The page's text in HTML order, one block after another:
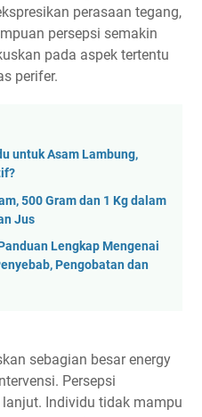
perasaan tegang,
persepsi semakin
pada aspek tertentu
perifer.
untuk Asam Lambung,
500 Gram dan 1 Kg dalam
Jus
Lengkap Mengenai
Pengobatan dan
sebagian besar energy
Persepsi
Individu tidak mampu